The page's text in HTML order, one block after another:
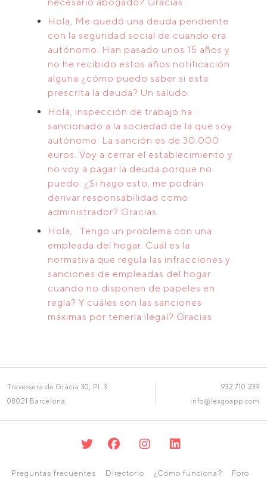
Hola, Me quedó una deuda pendiente
con la seguridad social de cuando era
autónomo. Han pasado unos 15 años y
no he recibido estos años notificación
alguna ¿cómo puedo saber si esta
prescrita la deuda? Un saludo.
Hola, inspección de trabajo ha
sancionado a la sociedad de la que soy
autónomo. La sanción es de 30.000
euros. Voy a cerrar el establecimiento y
no voy a pagar la deuda porque no
puedo. ¿Si hago esto, me podrán
derivar responsabilidad como
administrador? Gracias.
Hola, . Tengo un problema con una
empleada del hogar. Cuál es la
normativa que regula las infracciones y
sanciones de empleadas del hogar
cuando no disponen de papeles en
regla? Y cuáles son las sanciones
máximas por tenerla ilegal? Gracias
Travessera de Gràcia 30, Pl. 3
08021 Barcelona
932 710 239
info@lexgoapp.com
Preguntas frecuentes Directorio ¿Cómo funciona? Foro